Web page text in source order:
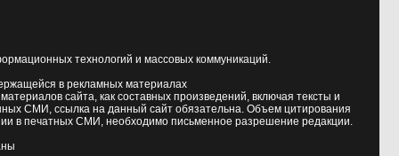
технологий и массовых коммуникаций.
в рекламных материалах
сайта, как составных произведений, включая тексты и
СМИ, ссылка на данный сайт обязательна. Объем цитирования
в печатных СМИ, необходимо письменное разрешение редакции.